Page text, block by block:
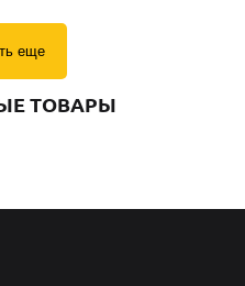
еще
ТОВАРЫ